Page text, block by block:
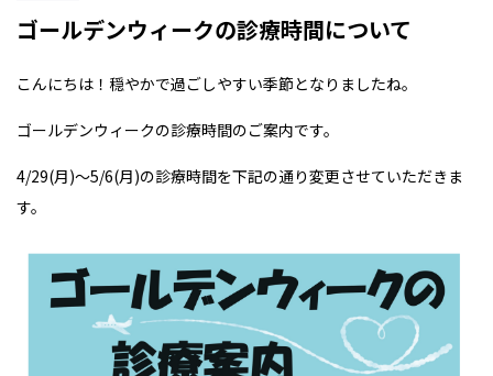
ゴールデンウィークの診療時間について
こんにちは！穏やかで過ごしやすい季節となりましたね。
ゴールデンウィークの診療時間のご案内です。
4/29(月)～5/6(月)の診療時間を下記の通り変更させていただきま
す。